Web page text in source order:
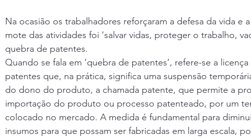
Na ocasião os trabalhadores reforçaram a defesa da vida e
mote das atividades foi ‘salvar vidas, proteger o trabalho,
quebra de patentes.
Quando se fala em ‘quebra de patentes’, refere-se a
patentes que, na prática, significa uma suspensão
do dono do produto, a chamada patente, que permite a
importação do produto ou processo patenteado, por um
colocado no mercado. A medida é fundamental para
insumos para que possam ser fabricadas em larga escala,